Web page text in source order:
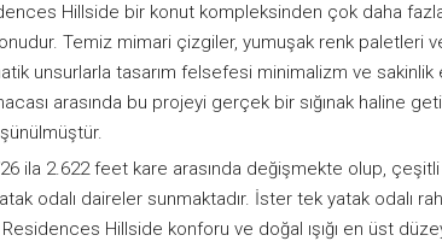
Hillside bir konut kompleksinden çok daha
Temiz mimari çizgiler, yumuşak renk paletleri
unsurlarla tasarım felsefesi minimalizm ve sakinlik
arasında bu projeyi gerçek bir sığınak haline
ila 2.622 feet kare arasında değişmekte olup,
odalı daireler sunmaktadır. İster tek yatak odalı
Hillside konforu ve doğal ışığı en üst